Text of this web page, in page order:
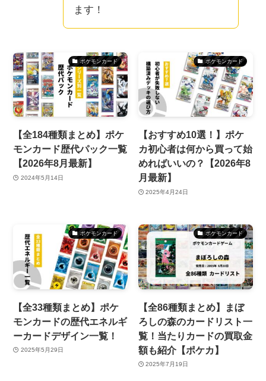
ます！
ポケモンカード
【全184種類まとめ】ポケ
モンカード歴代パック一覧
【2026年8月最新】
2024年5月14日
ポケモンカード
【おすすめ10選！】ポケ
カ初心者は何から買って始
めればいいの？【2026年8
月最新】
2025年4月24日
ポケモンカード
【全33種類まとめ】ポケ
モンカードの歴代エネルギ
ーカードデザイン一覧！
2025年5月29日
ポケモンカード
【全86種類まとめ】まぼ
ろしの森のカードリスト一
覧！当たりカードの買取金
額も紹介【ポケカ】
2025年7月19日